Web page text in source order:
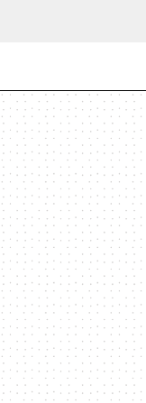
情報全解禁，原宿